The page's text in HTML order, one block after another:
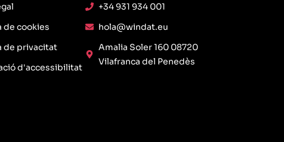
de cookies
de privacitat
d'accessibilitat
+34 931 934 001
hola@windat.eu
Amalia Soler 160 08720
Vilafranca del Penedès